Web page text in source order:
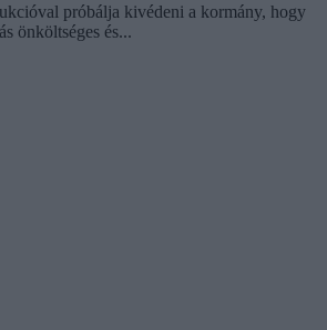
próbálja kivédeni a kormány, hogy
önköltséges és...